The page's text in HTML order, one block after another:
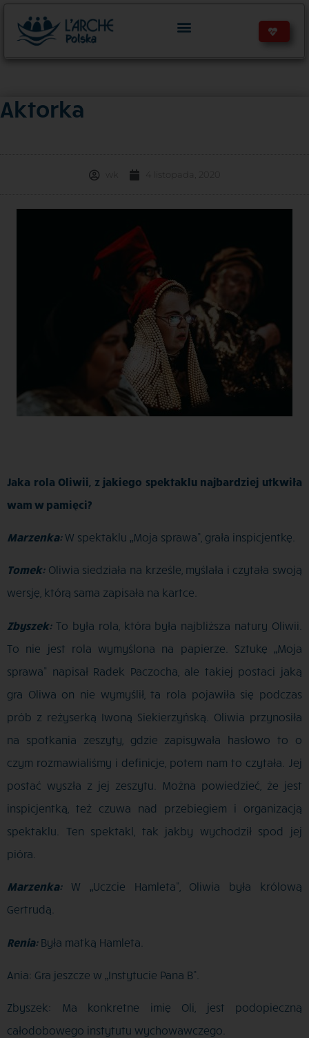
Aktorka
4 listopada, 2020
Jaka rola Oliwii, z jakiego spektaklu najbardziej utkwiła
wam w pamięci?
Marzenka:W spektaklu „Moja sprawa”, grała inspicjentkę.
Tomek:Oliwia siedziała na krześle, myślała i czytała swoją
wersję, którą sama zapisała na kartce.
Zbyszek:To była rola, która była najbliższa natury Oliwii.
To nie jest rola wymyślona na papierze. Sztukę „Moja
sprawa” napisał Radek Paczocha, ale takiej postaci jaką
gra Oliwa on nie wymyślił, ta rola pojawiła się podczas
prób z reżyserką Iwoną Siekierzyńską. Oliwia przynosiła
na spotkania zeszyty, gdzie zapisywała hasłowo to o
czym rozmawialiśmy i definicje, potem nam to czytała. Jej
postać wyszła z jej zeszytu. Można powiedzieć, że jest
inspicjentką, też czuwa nad przebiegiem i organizacją
spektaklu. Ten spektakl, tak jakby wychodził spod jej
pióra.
Marzenka:W „Uczcie Hamleta”, Oliwia była królową
Gertrudą.
Renia:Była matką Hamleta.
Ania: Gra jeszcze w „Instytucie Pana B”.
Zbyszek: Ma konkretne imię Oli, jest podopieczną
całodobowego instytutu wychowawczego.